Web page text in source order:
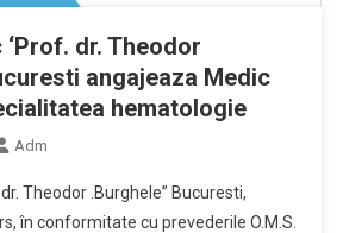
dr. Theodor
angajeaza Medic
hematologie
Adm
Theodor .Burghele” Bucuresti,
în conformitate cu prevederile O.M.S.